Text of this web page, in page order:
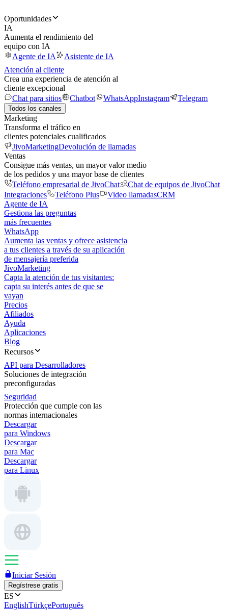
Oportunidades
IA
Aumenta el rendimiento del
equipo con IA
Agente de IA
Asistente de IA
Atención al cliente
Crea una experiencia de atención al
cliente excepcional
Chat para sitios
Chatbot WhatsAppInstagram Telegram
Todos los canales
Marketing
Transforma el tráfico en
clientes potenciales cualificados
JivoMarketingDevolución de llamadas
Ventas
Consigue más ventas, un mayor valor medio
de los pedidos y una mayor base de clientes
Teléfono empresarial de JivoChat
Chat de equipos de JivoChat
Integraciones
Teléfono Plus Video llamadasCRM
Agente de IA
Gestiona las preguntas
más frecuentes
WhatsApp
Aumenta las ventas y ofrece asistencia
a tus clientes a través de su aplicación
de mensajería preferida
JivoMarketing
Capta la atención de tus visitantes:
capta su interés antes de que se
vayan
Precios
Afiliados
Ayuda
Aplicaciones
Blog
Recursos
API para Desarrolladores
Soluciones de integración
preconfiguradas
Seguridad
Protección que cumple con las
normas internacionales
Descargar
para Windows
Descargar
para Mac
Descargar
para Linux
Iniciar Sesión
Regístrese gratis
ES
EnglishTürkçePortuguês